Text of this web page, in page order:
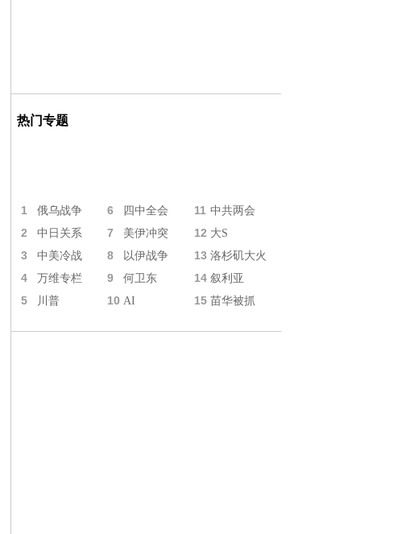
热门专题
1 俄乌战争 6 四中全会 11 中共两会
2 中日关系 7 美伊冲突 12 大S
3 中美冷战 8 以伊战争 13 洛杉矶大火
4 万维专栏 9 何卫东 14 叙利亚
5 川普 10 AI 15 苗华被抓